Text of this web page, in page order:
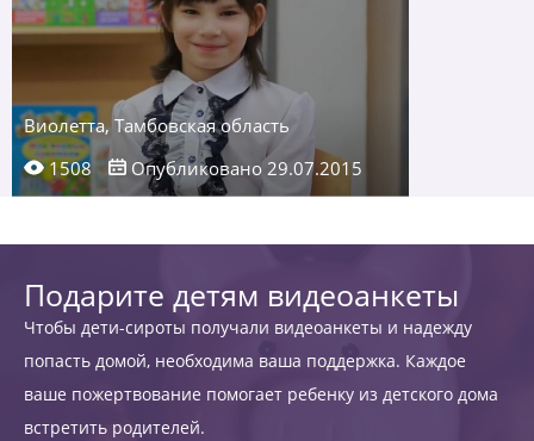
Виолетта, Тамбовская область
1508
Опубликовано 29.07.2015
Подарите детям видеоанкеты
Чтобы дети-сироты получали видеоанкеты и надежду
попасть домой, необходима ваша поддержка. Каждое
ваше пожертвование помогает ребенку из детского дома
встретить родителей.